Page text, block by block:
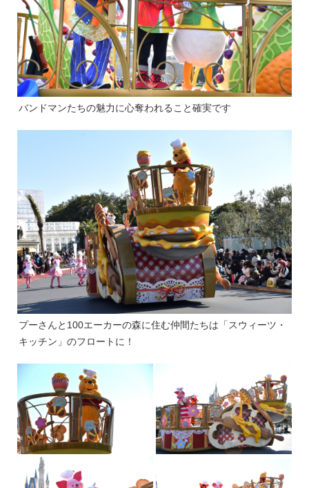
バンドマンたちの魅力に心奪われること確実です
プーさんと100エーカーの森に住む仲間たちは「スウィーツ・
キッチン」のフロートに！